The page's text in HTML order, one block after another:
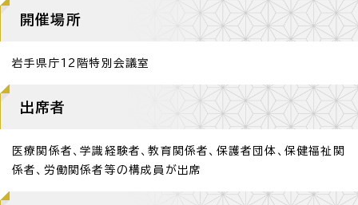
開催場所
岩手県庁12階特別会議室
出席者
医療関係者、学識経験者、教育関係者、保護者団体、保健福祉関
係者、労働関係者等の構成員が出席